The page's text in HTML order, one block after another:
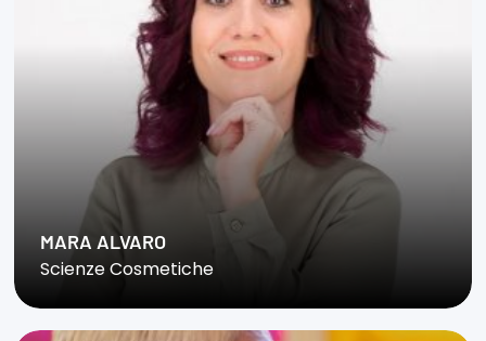
MARA ALVARO
Scienze Cosmetiche